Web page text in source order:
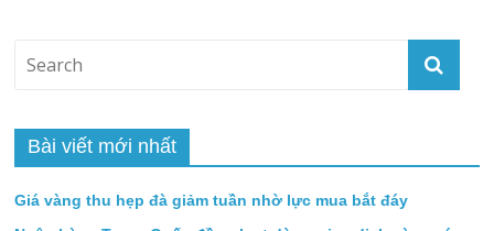
Bài viết mới nhất
Giá vàng thu hẹp đà giảm tuần nhờ lực mua bắt đáy